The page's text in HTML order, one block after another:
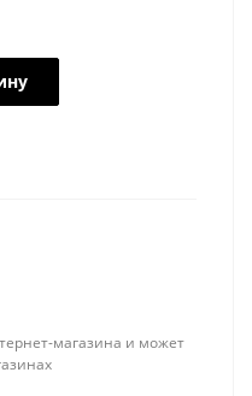
магазина и может